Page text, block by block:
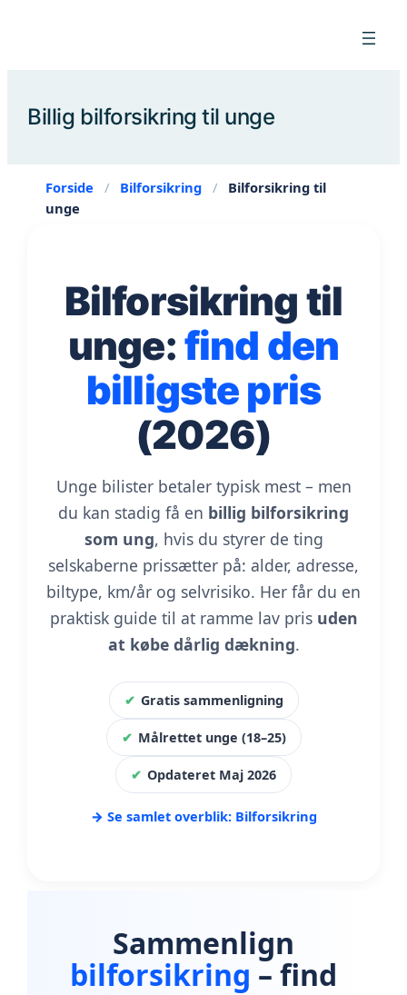
Billig bilforsikring til unge
Forside / Bilforsikring /
Bilforsikring til
unge
Bilforsikring til
unge:find den
billigste pris
(2026)
Unge bilister betaler typisk mest – men
du kan stadig få en billig bilforsikring
som ung, hvis du styrer de ting
selskaberne prissætter på: alder, adresse,
biltype, km/år og selvrisiko. Her får du en
praktisk guide til at ramme lav pris uden
at købe dårlig dækning.
✔ Gratis sammenligning
✔ Målrettet unge (18–25)
✔ Opdateret Maj 2026
→ Se samlet overblik: Bilforsikring
Sammenlign
bilforsikring – find